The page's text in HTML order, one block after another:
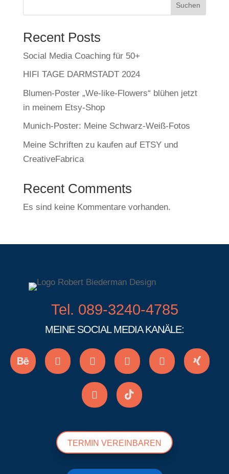
Suchen
Recent Posts
Social Media Coaching für 50+
HIFI TAGE DARMSTADT 2024
Blumen-Poster „We-like-Flowers“ blühen jetzt
in meinem Etsy-Shop
Munich-Poster: Meine Schwarz-Weiß-Fotos
Meine Schriften zu kaufen auf ETSY und
CreativeFabrica
Recent Comments
Es sind keine Kommentare vorhanden.
Tel. 089-3240-4785
MEINE SOCIAL MEDIA KANÄLE:
TERMIN VEREINBAREN